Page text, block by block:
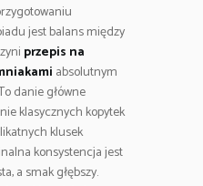
jest balans między
przepis na
absolutnym
danie główne
klasycznych kopytek
klusek
konsystencja jest
a smak głębszy.